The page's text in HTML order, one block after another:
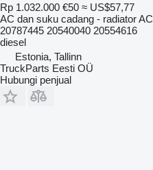
Rp 1.032.000 €50 ≈ US$57,77
AC dan suku cadang - radiator AC
20787445 20540040 20554616
diesel
Estonia, Tallinn
TruckParts Eesti OÜ
Hubungi penjual